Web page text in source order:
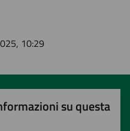
10:29
su questa